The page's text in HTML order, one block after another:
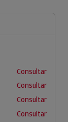
Consultar
Consultar
Consultar
Consultar